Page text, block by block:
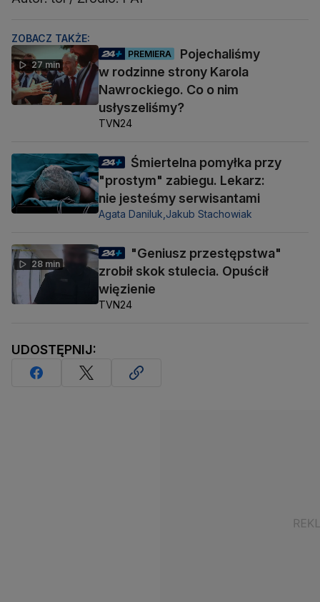
ZOBACZ TAKŻE:
27 min
PREMIERA
Pojechaliśmy
w rodzinne strony Karola
Nawrockiego. Co o nim
usłyszeliśmy?
TVN24
Śmiertelna pomyłka przy
"prostym" zabiegu. Lekarz:
nie jesteśmy serwisantami
Agata Daniluk, Jakub Stachowiak
28 min
"Geniusz przestępstwa"
zrobił skok stulecia. Opuścił
więzienie
TVN24
UDOSTĘPNIJ: